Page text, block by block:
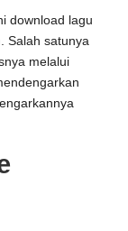
download lagu
Salah satunya
melalui